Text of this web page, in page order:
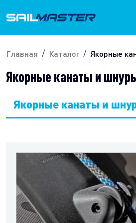
Главная Каталог Якорные
Якорные канаты и
Якорные канаты и